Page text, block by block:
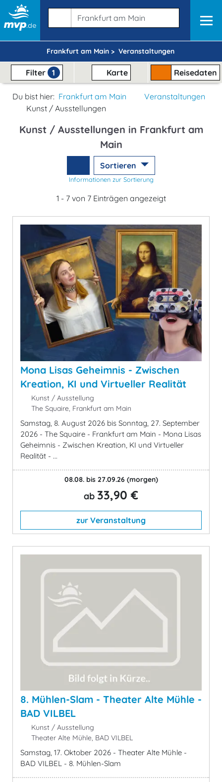
Frankfurt am Main > Veranstaltungen
Filter 1 Karte Reisedaten
Du bist hier: Frankfurt am Main
Veranstaltungen
Kunst / Ausstellungen
Kunst / Ausstellungen in Frankfurt am
Main
Sortieren
Informationen zur Sortierung
1 - 7 von 7 Einträgen angezeigt
Mona Lisas Geheimnis - Zwischen
Kreation, KI und Virtueller Realität
Kunst / Ausstellung
The Squaire, Frankfurt am Main
Samstag, 8. August 2026 bis Sonntag, 27. September
2026 - The Squaire - Frankfurt am Main - Mona Lisas
Geheimnis - Zwischen Kreation, KI und Virtueller
Realität - ...
08.08. bis 27.09.26 (morgen)
ab 33,90 €
zur Veranstaltung
8. Mühlen-Slam - Theater Alte Mühle -
BAD VILBEL
Kunst / Ausstellung
Theater Alte Mühle, BAD VILBEL
Samstag, 17. Oktober 2026 - Theater Alte Mühle -
BAD VILBEL - 8. Mühlen-Slam